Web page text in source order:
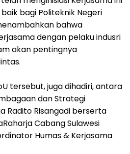
bagi Politeknik Negeri
bahwa
dengan pelaku indusri
akan pentingnya
tersebut, juga dihadiri, antara
dan Strategi
Radito Risangadi berserta
Cabang Sulawesi
Humas & Kerjasama